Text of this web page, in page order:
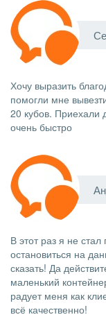
Хочу выразить
помогли мне
20 кубов. Приехали
очень быстро
В этот раз я не
остановиться на
сказать! Да
маленький
радует меня как
всё качественно!